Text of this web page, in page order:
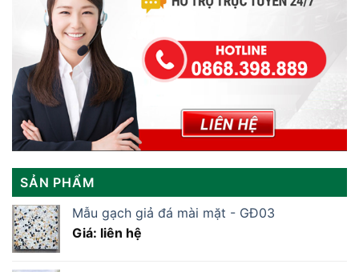
SẢN PHẨM
Mẫu gạch giả đá mài mặt - GĐ03
Giá: liên hệ